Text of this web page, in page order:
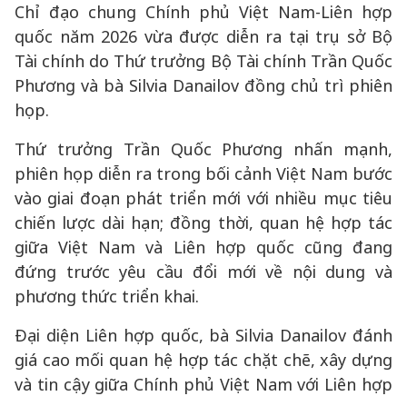
Chỉ đạo chung Chính phủ Việt Nam-Liên hợp
quốc năm 2026 vừa được diễn ra tại trụ sở Bộ
Tài chính do Thứ trưởng Bộ Tài chính Trần Quốc
Phương và bà Silvia Danailov đồng chủ trì phiên
họp.
Thứ trưởng Trần Quốc Phương nhấn mạnh,
phiên họp diễn ra trong bối cảnh Việt Nam bước
vào giai đoạn phát triển mới với nhiều mục tiêu
chiến lược dài hạn; đồng thời, quan hệ hợp tác
giữa Việt Nam và Liên hợp quốc cũng đang
đứng trước yêu cầu đổi mới về nội dung và
phương thức triển khai.
Đại diện Liên hợp quốc, bà Silvia Danailov đánh
giá cao mối quan hệ hợp tác chặt chẽ, xây dựng
và tin cậy giữa Chính phủ Việt Nam với Liên hợp